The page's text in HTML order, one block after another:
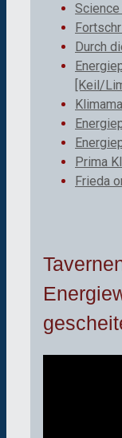
Durch
[Keil/
Prima
Frieda